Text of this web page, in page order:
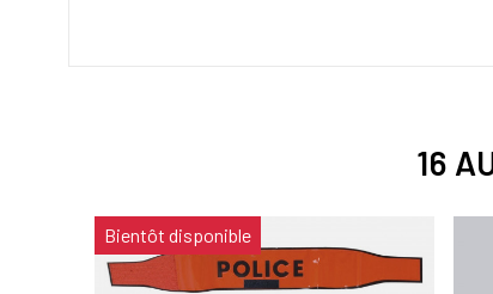
16
Bientôt disponible